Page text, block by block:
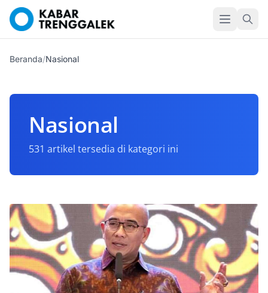
Beranda/Nasional
Nasional
531 artikel tersedia di kategori ini